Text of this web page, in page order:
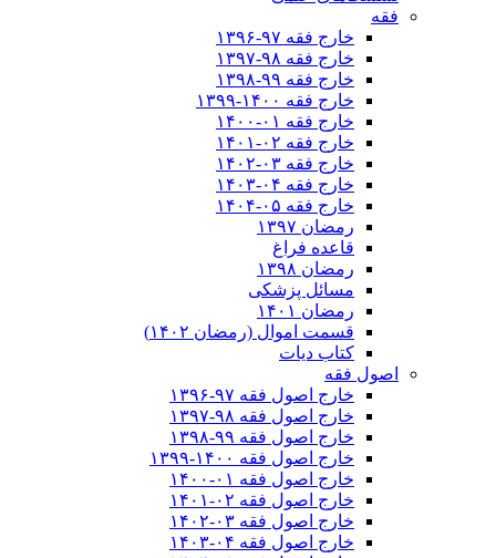
فقه
خارج فقه ۹۷-۱۳۹۶
خارج فقه ۹۸-۱۳۹۷
خارج فقه ۹۹-۱۳۹۸
خارج فقه ۱۴۰۰-۱۳۹۹
خارج فقه ۰۱-۱۴۰۰
خارج فقه ۰۲-۱۴۰۱
خارج فقه ۰۳-۱۴۰۲
خارج فقه ۰۴-۱۴۰۳
خارج فقه ۰۵-۱۴۰۴
رمضان ۱۳۹۷
قاعده فراغ
رمضان ۱۳۹۸
مسائل پزشکی
رمضان ۱۴۰۱
قسمت اموال (رمضان ۱۴۰۲)
کتاب دیات
اصول فقه
خارج اصول فقه ۹۷-۱۳۹۶
خارج اصول فقه ۹۸-۱۳۹۷
خارج اصول فقه ۹۹-۱۳۹۸
خارج اصول فقه ۱۴۰۰-۱۳۹۹
خارج اصول فقه ۰۱-۱۴۰۰
خارج اصول فقه ۰۲-۱۴۰۱
خارج اصول فقه ۰۳-۱۴۰۲
خارج اصول فقه ۰۴-۱۴۰۳